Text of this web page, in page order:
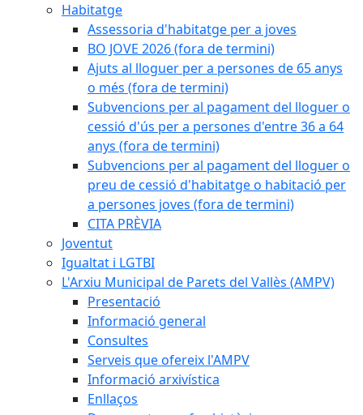
Habitatge
Assessoria d'habitatge per a joves
BO JOVE 2026 (fora de termini)
Ajuts al lloguer per a persones de 65 anys
o més (fora de termini)
Subvencions per al pagament del lloguer o
cessió d'ús per a persones d'entre 36 a 64
anys (fora de termini)
Subvencions per al pagament del lloguer o
preu de cessió d'habitatge o habitació per
a persones joves (fora de termini)
CITA PRÈVIA
Joventut
Igualtat i LGTBI
L'Arxiu Municipal de Parets del Vallès (AMPV)
Presentació
Informació general
Consultes
Serveis que ofereix l'AMPV
Informació arxivística
Enllaços